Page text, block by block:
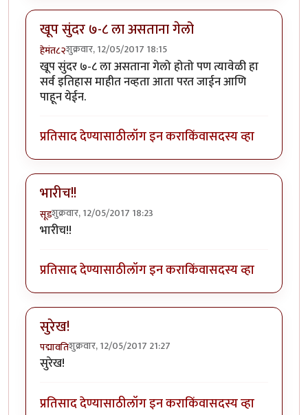
खूप सुंदर ७-८ ला असताना गेलो
हेमंत८२शुक्रवार, 12/05/2017 18:15
खूप सुंदर ७-८ ला असताना गेलो होतो पण त्यावेळी हा
सर्व इतिहास माहीत नव्हता आता परत जाईन आणि
पाहून येईन.
प्रतिसाद देण्यासाठीलॉग इन कराकिंवासदस्य व्हा
भारीच!!
सूडशुक्रवार, 12/05/2017 18:23
भारीच!!
प्रतिसाद देण्यासाठीलॉग इन कराकिंवासदस्य व्हा
सुरेख!
पद्मावतिशुक्रवार, 12/05/2017 21:27
सुरेख!
प्रतिसाद देण्यासाठीलॉग इन कराकिंवासदस्य व्हा